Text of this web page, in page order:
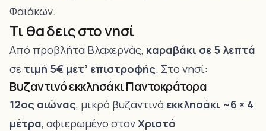
Φαιάκων.
Τι θα δεις στο νησί
Από προβλήτα Βλαχερνάς, καραβάκι σε 5 λεπτά
σε τιμή 5€ μετ’ επιστροφής. Στο νησί:
Βυζαντινό εκκλησάκι Παντοκράτορα
12ος αιώνας, μικρό βυζαντινό εκκλησάκι ~6 × 4
μέτρα, αφιερωμένο στονΧριστό